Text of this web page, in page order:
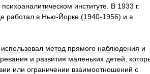
психоаналитическом институте В 1933 г.
работал в Нью-Йорке (1940-1956) и в
использовал метод прямого наблюдения и
и развития маленьких детей
или ограничении взаимоотношений с